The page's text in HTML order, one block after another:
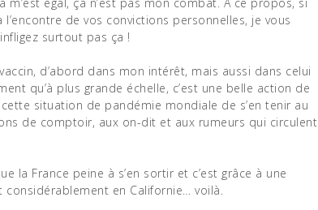
de vos convictions personnelles, je vous
surtout pas ça !
d’abord dans mon intérêt, mais aussi dans celui
qu’à plus grande échelle, c’est une belle action de
situation de pandémie mondiale de s’en tenir au
de comptoir, aux on-dit et aux rumeurs qui circulent
la France peine à s’en sortir et c’est grâce à une
en Californie… voilà.